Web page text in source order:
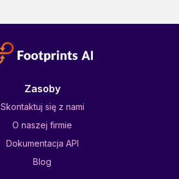
Zasoby
Skontaktuj się z nami
O naszej firmie
Dokumentacja API
Blog